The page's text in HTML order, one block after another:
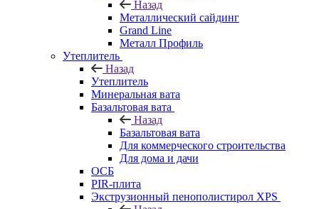
Назад
Металлический сайдинг
Grand Line
Металл Профиль
Утеплитель
Назад
Утеплитель
Минеральная вата
Базальтовая вата
Назад
Базальтовая вата
Для коммерческого строительства
Для дома и дачи
ОСБ
PIR-плита
Экструзионный пенополистирол XPS